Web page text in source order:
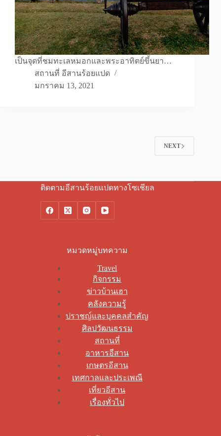
เป็นจุดที่ชมทะเลหมอกและพระอาทิตย์ขึ้นยา…
สถานที่ อีสานร้อยแปด
มกราคม 13, 2021
NEXT
ติดตามอีสานร้อยแปดทางโซเชียล
หมวดหมู่บทความ
Travel
กิจกรรม
ข่าวบ้านเฮา
คลังความรู้
ปราชญ์และบุคคลสำคัญ
ศิลปวัฒนธรรม
สถานที่
อาหารอีสาน
เกษตรอีสาน
เทศกาลและประเพณี
เที่ยวอีสาน
เรื่องทั่วไป